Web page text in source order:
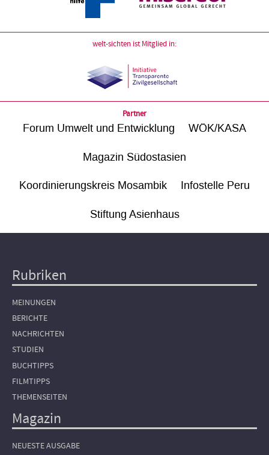
welt-sichten ist Mitglied in:
Partner
Forum Umwelt und Entwicklung WÖK/KASA
Magazin Südostasien
Koordinierungskreis Mosambik Infostelle Peru
Stiftung Asienhaus
Hauptnavigation
Rubriken
MEINUNGEN
BERICHTE
NACHRICHTEN
STUDIEN
BUCHTIPPS
FILMTIPPS
THEMENSEITEN
Magazin
NEUESTE AUSGABE